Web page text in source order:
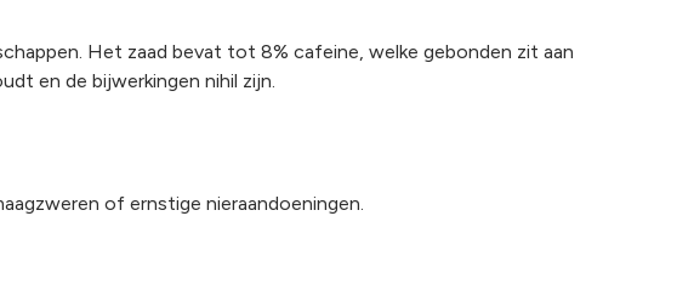
Het zaad bevat tot 8% cafeine, welke gebonden zit aan
en de bijwerkingen nihil zijn.
of ernstige nieraandoeningen.